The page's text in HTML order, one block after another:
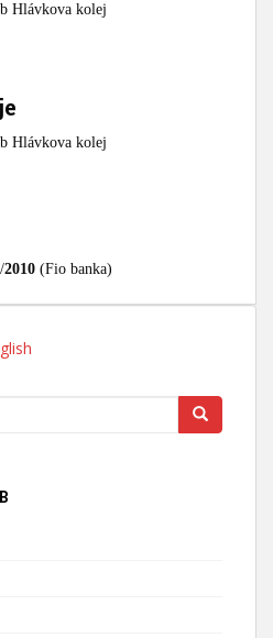
Hlávkova kolej
Hlávkova kolej
2010 (Fio banka)